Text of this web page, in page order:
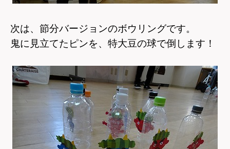
次は、節分バージョンのボウリングです。
鬼に見立てたピンを、特大豆の球で倒します！